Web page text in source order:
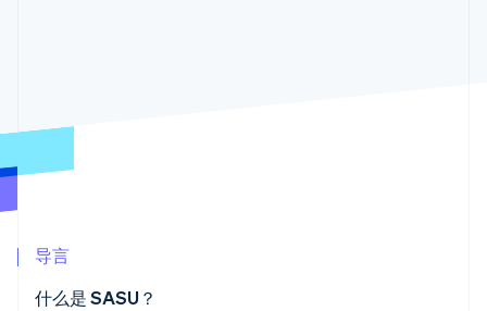
Radar
Atlas
碳移除
导言
什么是 SASU？